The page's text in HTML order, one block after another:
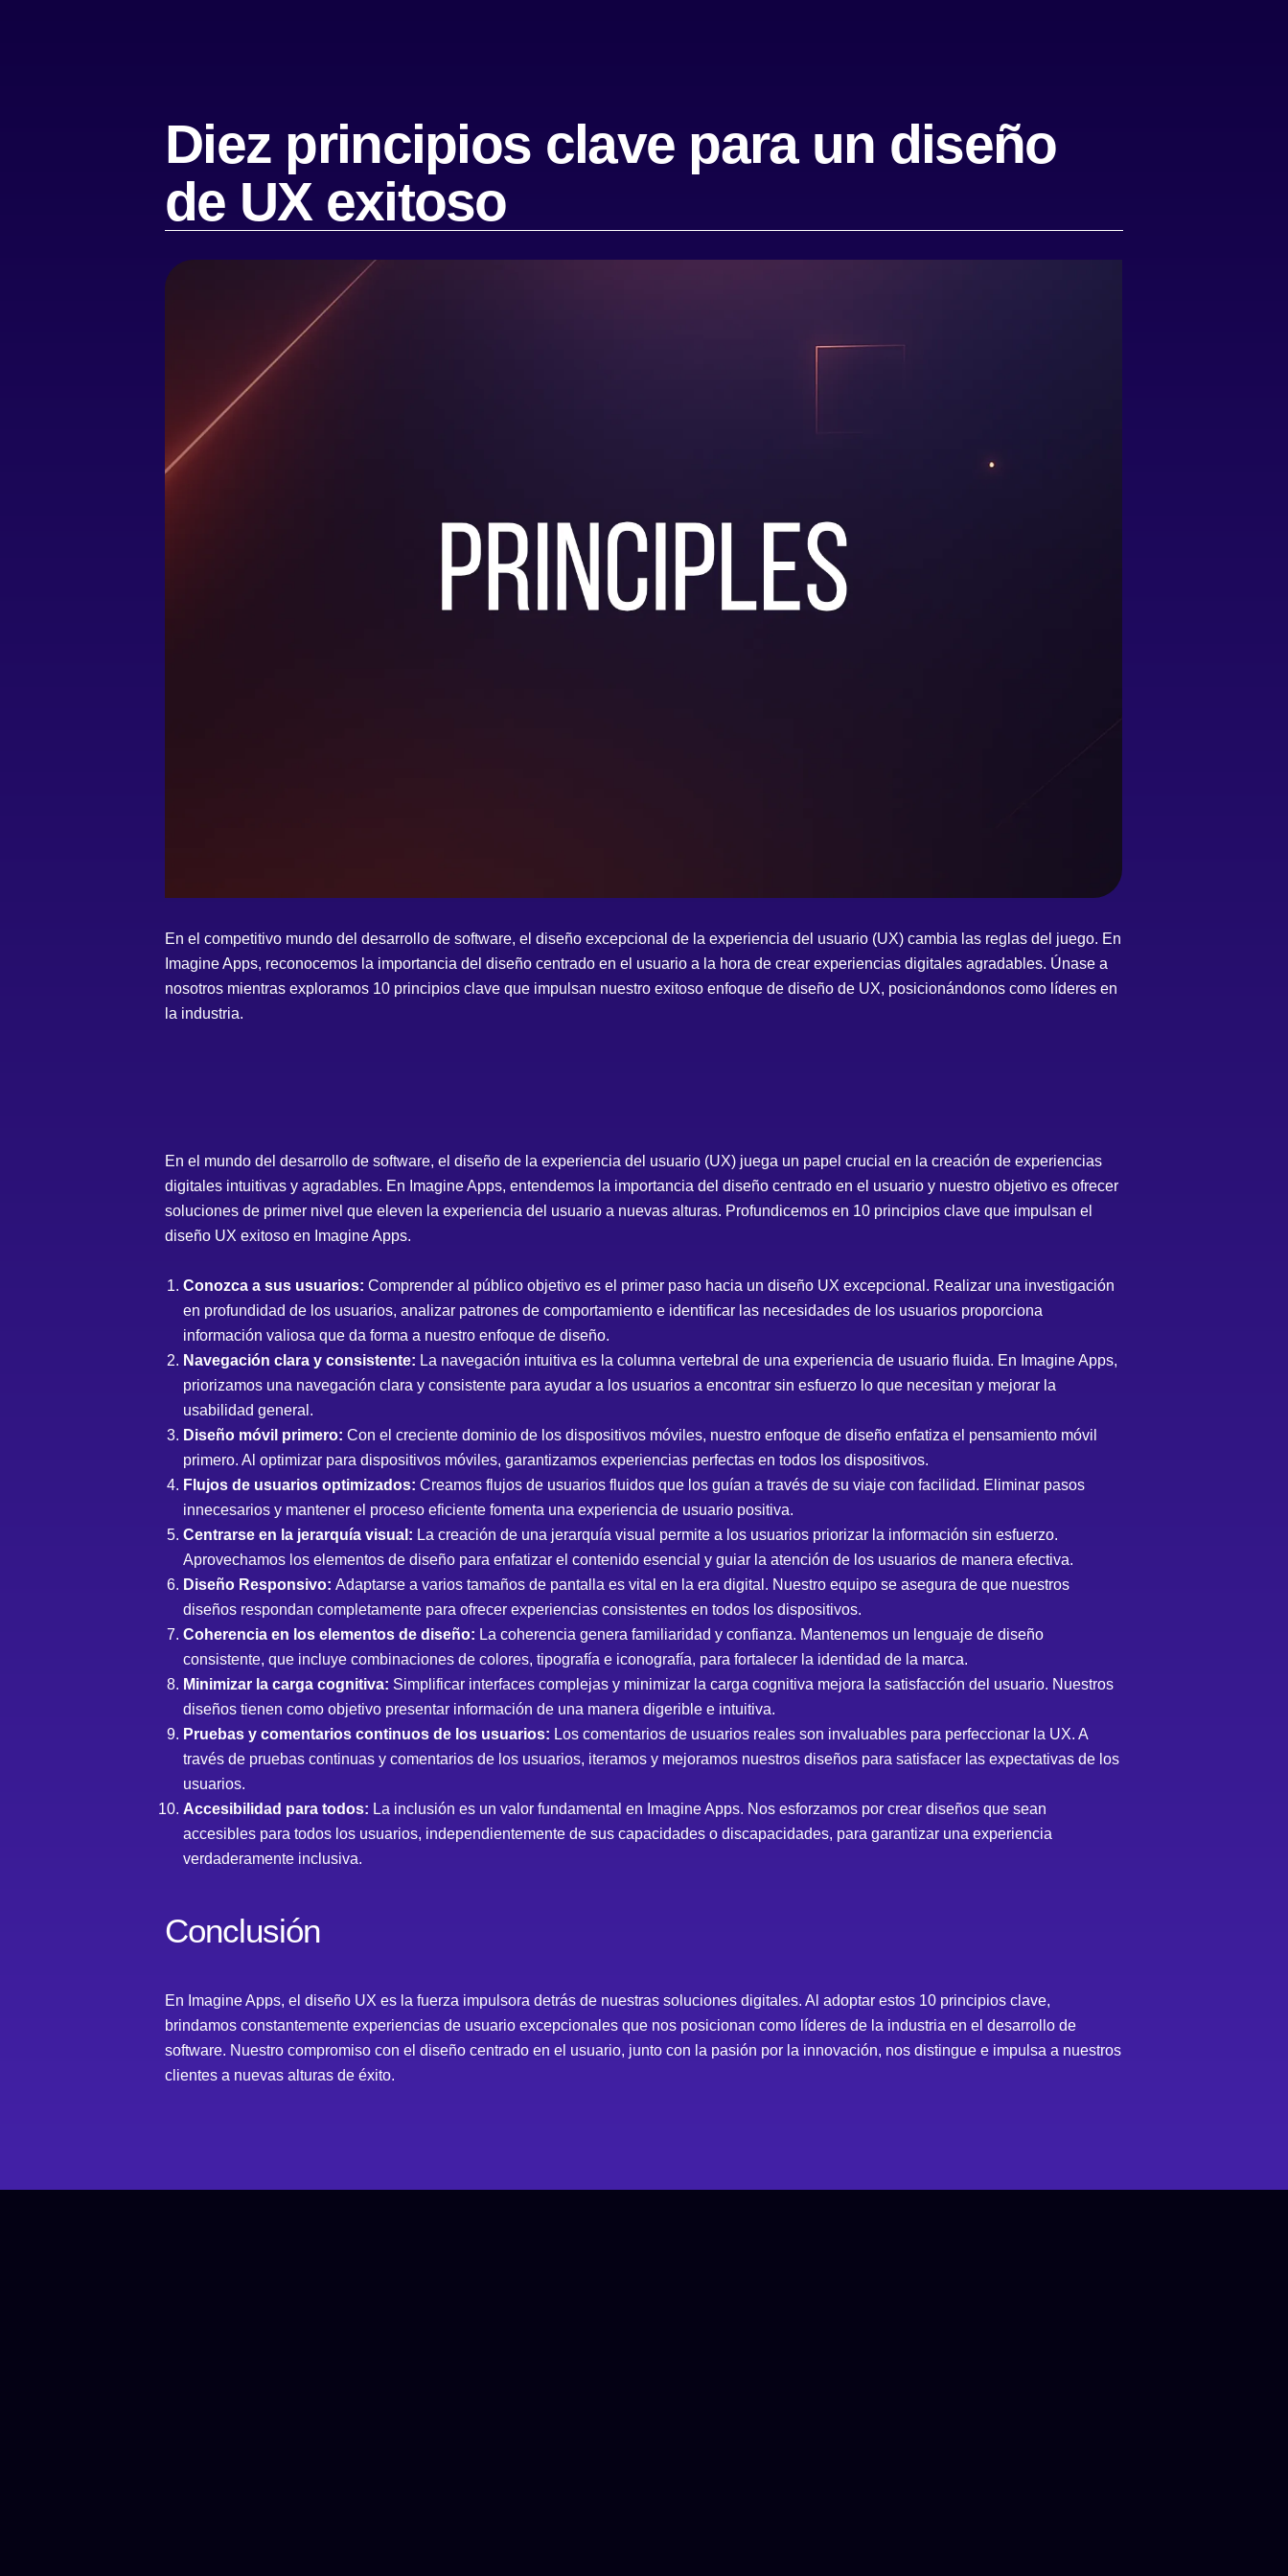
Diez principios clave para un diseño
de UX exitoso
En el competitivo mundo del desarrollo de software, el diseño excepcional de la experiencia del usuario (UX) cambia las reglas del juego. En
Imagine Apps, reconocemos la importancia del diseño centrado en el usuario a la hora de crear experiencias digitales agradables. Únase a
nosotros mientras exploramos 10 principios clave que impulsan nuestro exitoso enfoque de diseño de UX, posicionándonos como líderes en
la industria.
En el mundo del desarrollo de software, el diseño de la experiencia del usuario (UX) juega un papel crucial en la creación de experiencias
digitales intuitivas y agradables. En Imagine Apps, entendemos la importancia del diseño centrado en el usuario y nuestro objetivo es ofrecer
soluciones de primer nivel que eleven la experiencia del usuario a nuevas alturas. Profundicemos en 10 principios clave que impulsan el
diseño UX exitoso en Imagine Apps.
Conozca a sus usuarios:Comprender al público objetivo es el primer paso hacia un diseño UX excepcional. Realizar una investigación
en profundidad de los usuarios, analizar patrones de comportamiento e identificar las necesidades de los usuarios proporciona
información valiosa que da forma a nuestro enfoque de diseño.
Navegación clara y consistente: La navegación intuitiva es la columna vertebral de una experiencia de usuario fluida. En Imagine Apps,
priorizamos una navegación clara y consistente para ayudar a los usuarios a encontrar sin esfuerzo lo que necesitan y mejorar la
usabilidad general.
Diseño móvil primero: Con el creciente dominio de los dispositivos móviles, nuestro enfoque de diseño enfatiza el pensamiento móvil
primero. Al optimizar para dispositivos móviles, garantizamos experiencias perfectas en todos los dispositivos.
Flujos de usuarios optimizados:Creamos flujos de usuarios fluidos que los guían a través de su viaje con facilidad. Eliminar pasos
innecesarios y mantener el proceso eficiente fomenta una experiencia de usuario positiva.
Centrarse en la jerarquía visual: La creación de una jerarquía visual permite a los usuarios priorizar la información sin esfuerzo.
Aprovechamos los elementos de diseño para enfatizar el contenido esencial y guiar la atención de los usuarios de manera efectiva.
Diseño Responsivo:Adaptarse a varios tamaños de pantalla es vital en la era digital. Nuestro equipo se asegura de que nuestros
diseños respondan completamente para ofrecer experiencias consistentes en todos los dispositivos.
Coherencia en los elementos de diseño: La coherencia genera familiaridad y confianza. Mantenemos un lenguaje de diseño
consistente, que incluye combinaciones de colores, tipografía e iconografía, para fortalecer la identidad de la marca.
Minimizar la carga cognitiva: Simplificar interfaces complejas y minimizar la carga cognitiva mejora la satisfacción del usuario. Nuestros
diseños tienen como objetivo presentar información de una manera digerible e intuitiva.
Pruebas y comentarios continuos de los usuarios: Los comentarios de usuarios reales son invaluables para perfeccionar la UX. A
través de pruebas continuas y comentarios de los usuarios, iteramos y mejoramos nuestros diseños para satisfacer las expectativas de los
usuarios.
Accesibilidad para todos: La inclusión es un valor fundamental en Imagine Apps. Nos esforzamos por crear diseños que sean
accesibles para todos los usuarios, independientemente de sus capacidades o discapacidades, para garantizar una experiencia
verdaderamente inclusiva.
Conclusión
En Imagine Apps, el diseño UX es la fuerza impulsora detrás de nuestras soluciones digitales. Al adoptar estos 10 principios clave,
brindamos constantemente experiencias de usuario excepcionales que nos posicionan como líderes de la industria en el desarrollo de
software. Nuestro compromiso con el diseño centrado en el usuario, junto con la pasión por la innovación, nos distingue e impulsa a nuestros
clientes a nuevas alturas de éxito.